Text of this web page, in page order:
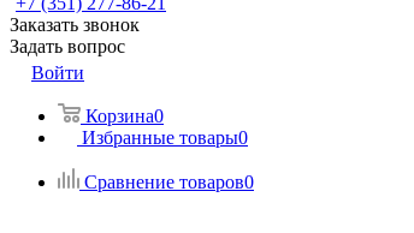
Заказать звонок
Задать вопрос
Войти
Корзина0
Избранные товары0
Сравнение товаров0